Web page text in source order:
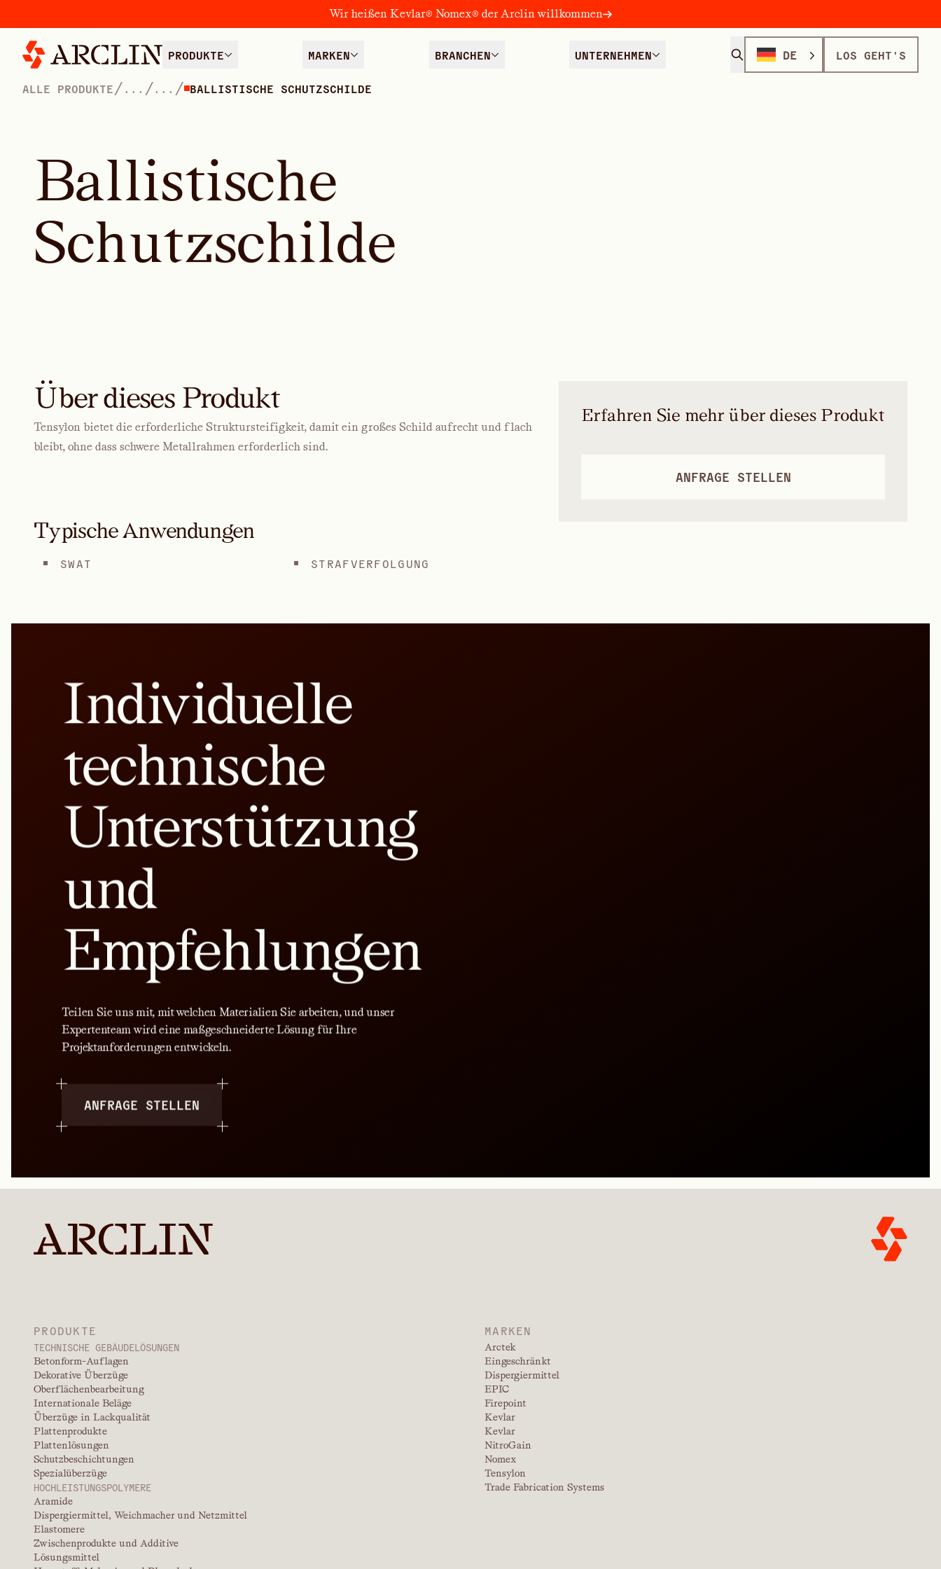
Wir heißen Kevlar® Nomex® der Arclin willkommen
PRODUKTE MARKEN BRANCHEN UNTERNEHMEN DE LOS GEHT'S
ALLE PRODUKTE / ... /... / BALLISTISCHE SCHUTZSCHILDE
Ballistische
Schutzschilde
Über dieses Produkt
Tensylon bietet die erforderliche Struktursteifigkeit, damit ein großes Schild aufrecht und flach
bleibt, ohne dass schwere Metallrahmen erforderlich sind.
Typische Anwendungen
SWAT STRAFVERFOLGUNG
Erfahren Sie mehr über dieses Produkt
ANFRAGE STELLEN
Individuelle
technische
Unterstützung
und
Empfehlungen
Teilen Sie uns mit, mit welchen Materialien Sie arbeiten, und unser
Expertenteam wird eine maßgeschneiderte Lösung für Ihre
Projektanforderungen entwickeln.
ANFRAGE STELLEN
PRODUKTE
TECHNISCHE GEBÄUDELÖSUNGEN
Betonform-Auflagen
Dekorative Überzüge
Oberflächenbearbeitung
Internationale Beläge
Überzüge in Lackqualität
Plattenprodukte
Plattenlösungen
Schutzbeschichtungen
Spezialüberzüge
HOCHLEISTUNGSPOLYMERE
Aramide
Dispergiermittel, Weichmacher und Netzmittel
Elastomere
Zwischenprodukte und Additive
Lösungsmittel
MARKEN
Arctek
Eingeschränkt
Dispergiermittel
EPIC
Firepoint
Kevlar
Kevlar
NitroGain
Nomex
Tensylon
Trade Fabrication Systems